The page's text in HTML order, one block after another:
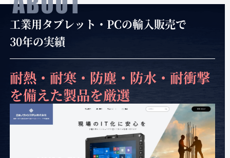
工業用タブレット・PCの輸入販売で
30年の実績
耐熱・耐寒・防塵・防水・耐衝撃
を備えた製品を厳選